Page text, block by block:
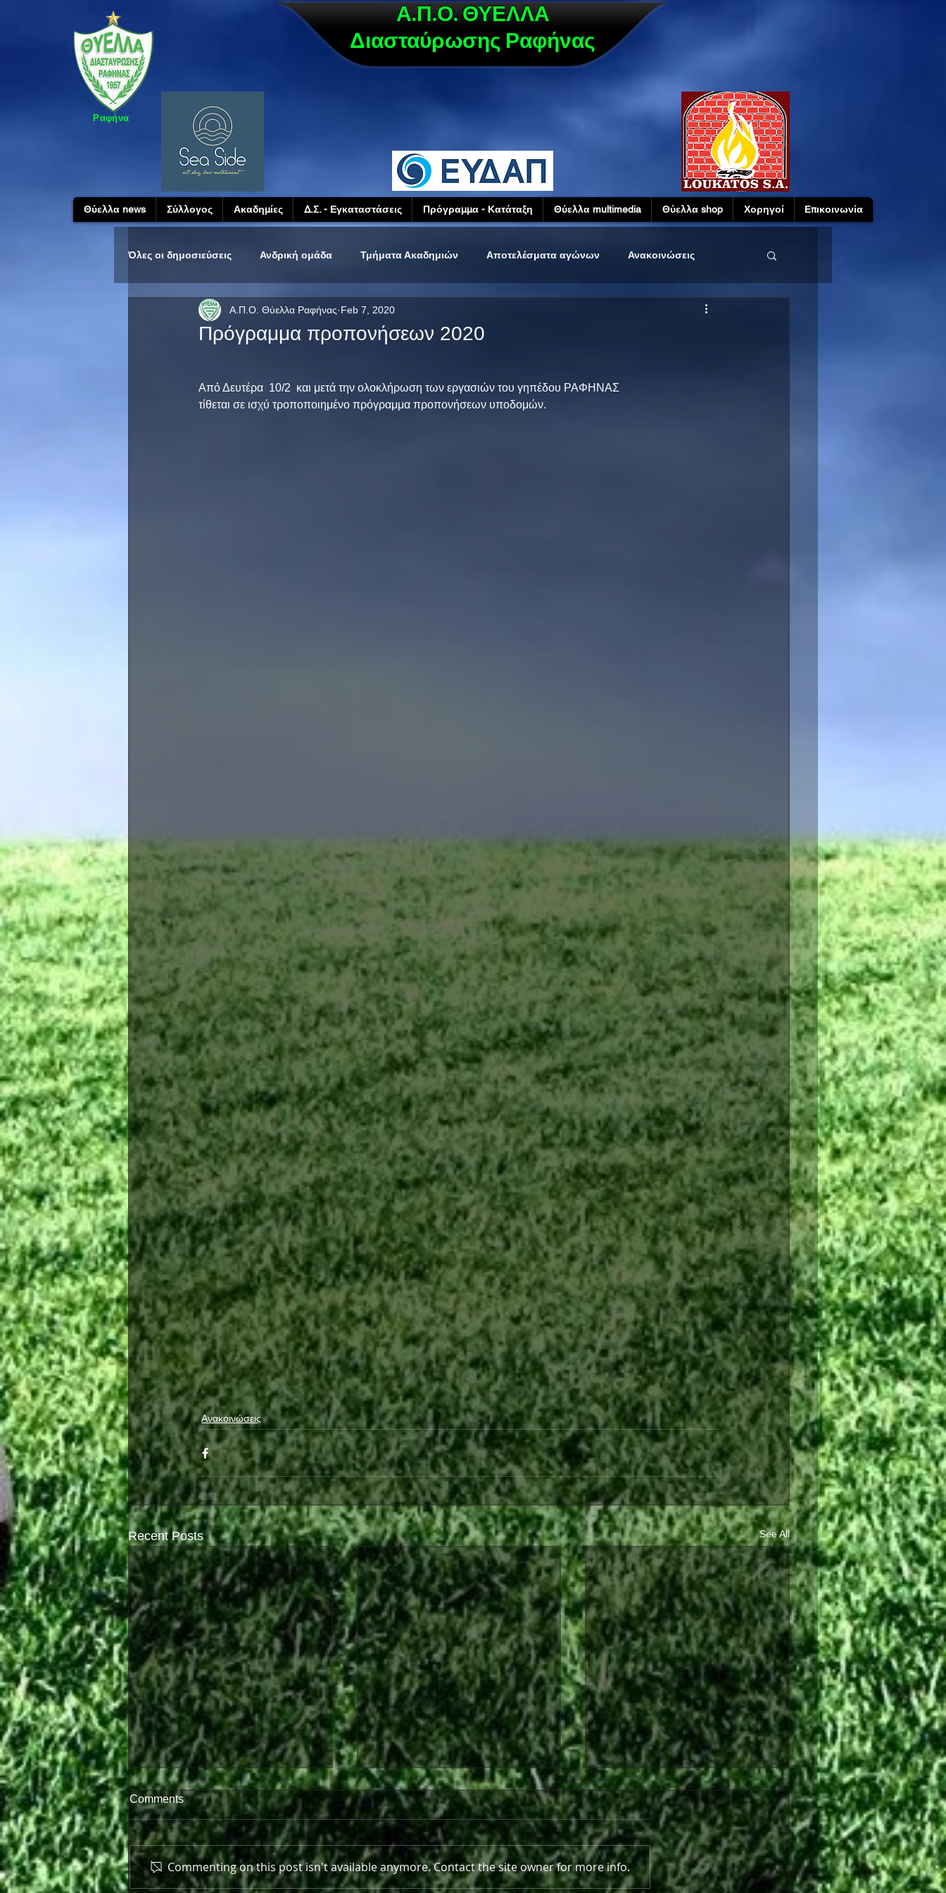
Ραφήνα
Α.Π.Ο. ΘΥΕΛΛΑ
Διασταύρωσης Ραφήνας
Θύελλα news Σύλλογος Ακαδημίες Δ.Σ. - Εγκαταστάσεις Πρόγραμμα - Κατάταξη Θύελλα multimedia Θύελλα shop Χορηγοί Επικοινωνία
Όλες οι δημοσιεύσεις Ανδρική ομάδα Τμήματα Ακαδημιών Αποτελέσματα αγώνων Ανακοινώσεις
Πρόγραμμα προπονήσεων 2020
Α.Π.Ο. Θύελλα Ραφήνας Feb 7, 2020
Από Δευτέρα  10/2  και μετά την ολοκλήρωση των εργασιών του γηπέδου ΡΑΦΗΝΑΣ
τίθεται σε ισχύ τροποποιημένο πρόγραμμα προπονήσεων υποδομών.
Ανακοινώσεις
Recent Posts See All
Περαστικά, Παύλο!
Comments
Commenting on this post isn't available anymore. Contact the site owner for more info.